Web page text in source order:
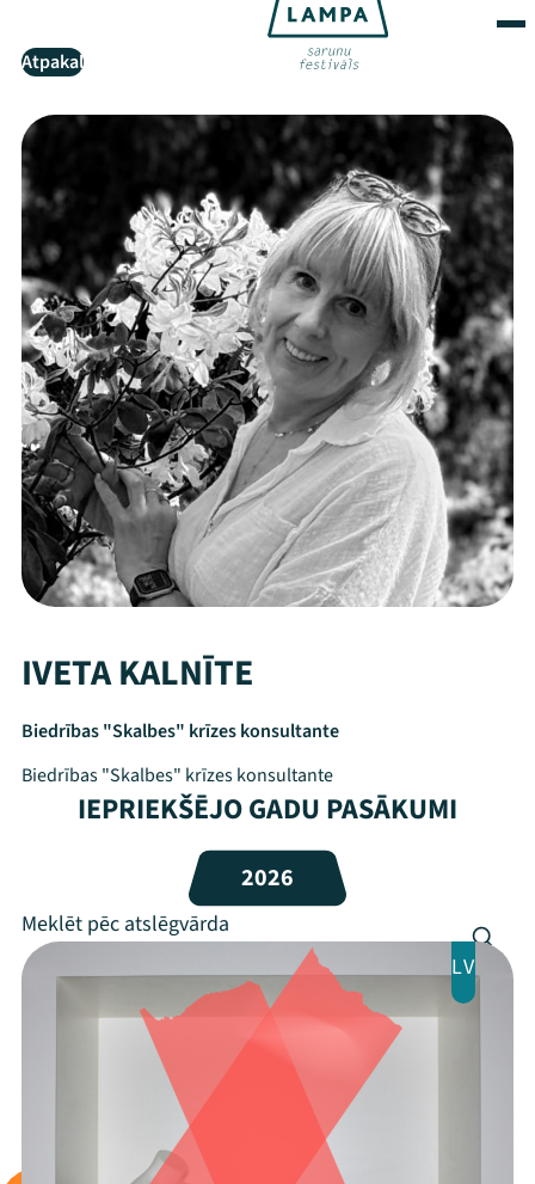
Mana programma
Festivāls
Programma
Arhīvs
Viņi bija LAMPĀ 2026
Jaunumi
Atpakaļ
IVETA KALNĪTE
Biedrības "Skalbes" krīzes konsultante
Biedrības "Skalbes" krīzes konsultante
IEPRIEKŠĒJO GADU PASĀKUMI
2026
LV